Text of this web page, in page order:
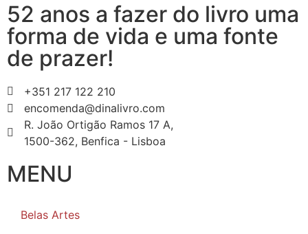
52 anos a fazer do livro uma
forma de vida e uma fonte
de prazer!
+351 217 122 210
encomenda@dinalivro.com
R. João Ortigão Ramos 17 A,
1500-362, Benfica - Lisboa
MENU
Belas Artes